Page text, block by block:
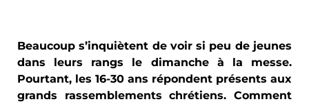
Beaucoup s’inquiètent de voir si peu de jeunes
dans leurs rangs le dimanche à la messe.
Pourtant, les 16-30 ans répondent présents aux
grands rassemblements chrétiens. Comment